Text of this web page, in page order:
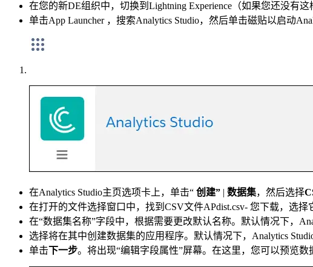
在您的新DE组织中，切换到Lightning Experience（如果您还没有这
单击App Launcher ，搜索Analytics Studio，然后单击磁贴以启动
在Analytics Studio主页选项卡上，单击“ 创建” | 数据集，然后选择
在打开的文件选择窗口中，找到CSV文件APdist.csv- 您下载，选择
在“数据集名称”字段中，根据需要更改默认名称。默认情况下，
选择将在其中创建数据集的应用程序。默认情况下，Analytics
单击下一步。将出现“编辑字段属性”屏幕。在这里，您可以预览数